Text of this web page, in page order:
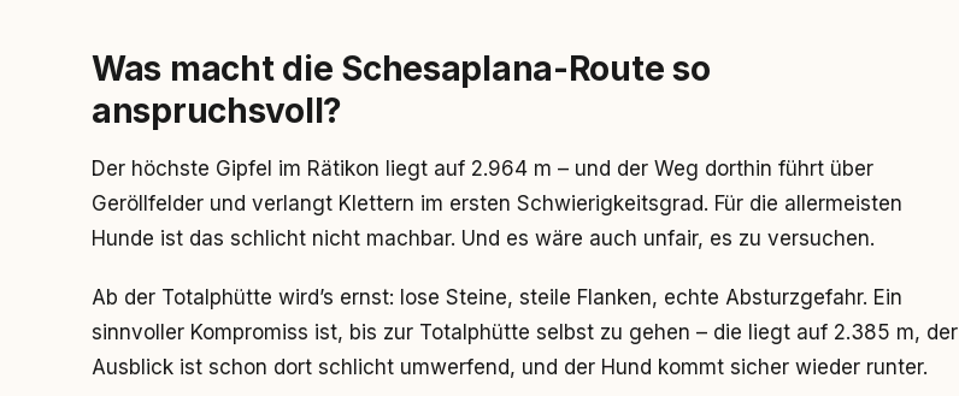
Was macht die Schesaplana-Route so
anspruchsvoll?
Der höchste Gipfel im Rätikon liegt auf 2.964 m – und der Weg dorthin führt über
Geröllfelder und verlangt Klettern im ersten Schwierigkeitsgrad. Für die allermeisten
Hunde ist das schlicht nicht machbar. Und es wäre auch unfair, es zu versuchen.
Ab der Totalphütte wird’s ernst: lose Steine, steile Flanken, echte Absturzgefahr. Ein
sinnvoller Kompromiss ist, bis zur Totalphütte selbst zu gehen – die liegt auf 2.385 m, der
Ausblick ist schon dort schlicht umwerfend, und der Hund kommt sicher wieder runter.